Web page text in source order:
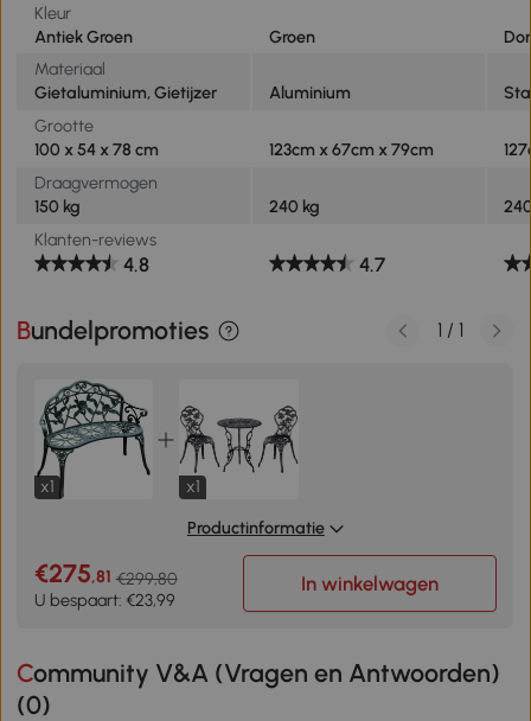
Kleur
Antiek Groen
Groen
Materiaal
Gietaluminium, Gietijzer
Aluminium
Grootte
100 x 54 x 78 cm
123cm x 67cm x 79cm
Draagvermogen
150 kg
240 kg
Klanten-reviews
4.8 4.7
Bundelpromoties
x1
x1
Productinformatie
€275,81 €299,80
U bespaart: €23,99
In winkelwagen
1 / 1
Community V&A (Vragen en Antwoorden)
(0)